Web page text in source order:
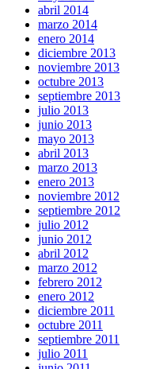
abril 2014
marzo 2014
enero 2014
diciembre 2013
noviembre 2013
octubre 2013
septiembre 2013
julio 2013
junio 2013
mayo 2013
abril 2013
marzo 2013
enero 2013
noviembre 2012
septiembre 2012
julio 2012
junio 2012
abril 2012
marzo 2012
febrero 2012
enero 2012
diciembre 2011
octubre 2011
septiembre 2011
julio 2011